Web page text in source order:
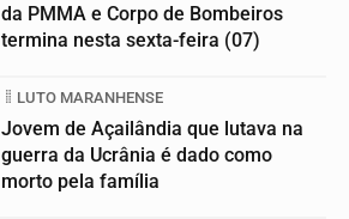
da PMMA e Corpo de Bombeiros
termina nesta sexta-feira (07)
LUTO MARANHENSE
Jovem de Açailândia que lutava na
guerra da Ucrânia é dado como
morto pela família